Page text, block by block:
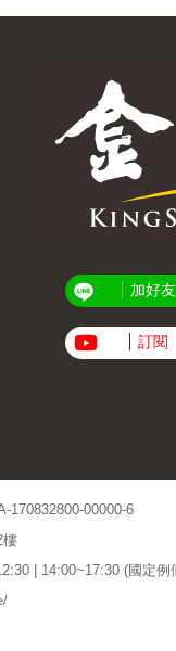
加好友
訂閱
170832800-00000-6
樓
| 14:00~17:30 (國定例